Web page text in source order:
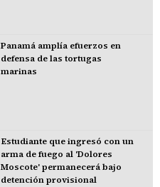
Panamá amplía efuerzos en
defensa de las tortugas
marinas
Estudiante que ingresó con un
arma de fuego al 'Dolores
Moscote' permanecerá bajo
detención provisional